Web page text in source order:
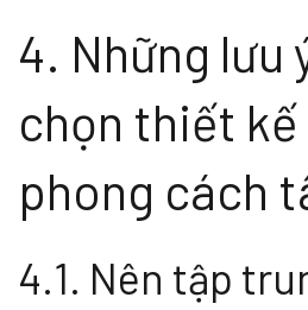
4. Những lưu
chọn thiết
phong cách
4.1. Nên tập